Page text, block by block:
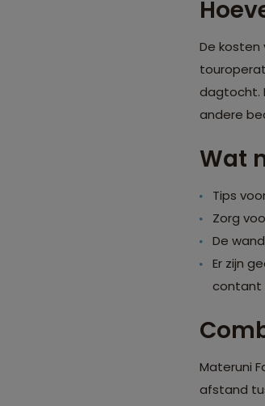
De kosten
dagtocht.
andere
Wat
Tips
Zorg
De
Er zijn
contant
Materuni
afstand